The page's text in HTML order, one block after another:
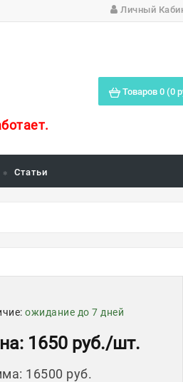
Личный
Товаров 0 (0
Статьи
ожидание до 7 дней
: 1650 руб./шт.
: 16500 руб.